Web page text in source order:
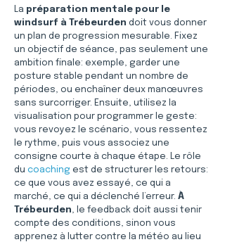
La préparation mentale pour le
windsurf à Trébeurden doit vous donner
un plan de progression mesurable. Fixez
un objectif de séance, pas seulement une
ambition finale: exemple, garder une
posture stable pendant un nombre de
périodes, ou enchaîner deux manœuvres
sans surcorriger. Ensuite, utilisez la
visualisation pour programmer le geste:
vous revoyez le scénario, vous ressentez
le rythme, puis vous associez une
consigne courte à chaque étape. Le rôle
du coaching est de structurer les retours:
ce que vous avez essayé, ce qui a
marché, ce qui a déclenché l’erreur. À
Trébeurden, le feedback doit aussi tenir
compte des conditions, sinon vous
apprenez à lutter contre la météo au lieu